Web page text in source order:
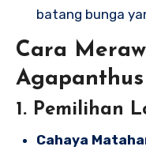
batang bunga
Cara
Agapanthus
1. Pemilihan
Cahaya